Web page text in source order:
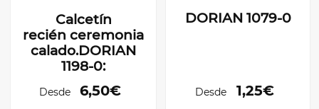
Calcetín
recién ceremonia.Algodón
calado.DORIAN
1198-0:
Desde 6,50€
DORIAN 1079-0
Desde 1,25€